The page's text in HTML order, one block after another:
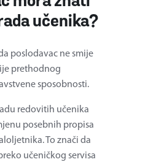
učenika?
poslodavac ne smije
prethodnog
sposobnosti.
redovitih učenika
posebnih propisa
To znači da
učeničkog servisa